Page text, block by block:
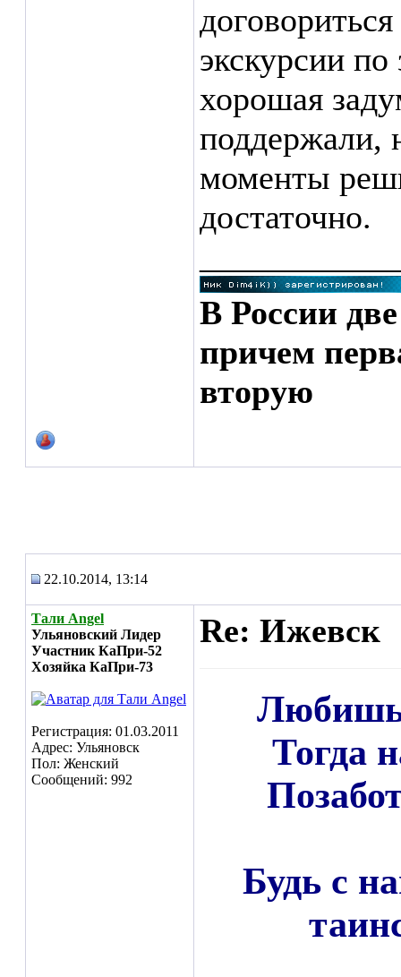
экскурсии
хорошая
поддержали,
моменты
достаточно.
В России
причем
вторую
22.10.2014, 13:14
Тали Angel
Ульяновский Лидер
Участник КаПри-52
Хозяйка КаПри-73
Регистрация: 01.03.2011
Адрес: Ульяновск
Пол: Женский
Сообщений: 992
Re: Ижевск
Любишь
Тогда
Будь с